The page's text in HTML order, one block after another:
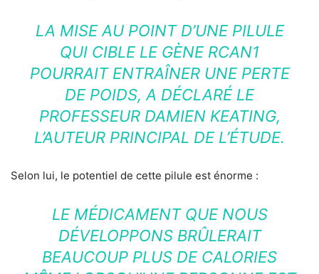
LA MISE AU POINT D’UNE PILULE
QUI CIBLE LE GÈNE RCAN1
POURRAIT ENTRAÎNER UNE PERTE
DE POIDS, A DÉCLARÉ LE
PROFESSEUR DAMIEN KEATING,
L’AUTEUR PRINCIPAL DE L’ÉTUDE.
Selon lui, le potentiel de cette pilule est énorme :
LE MÉDICAMENT QUE NOUS
DÉVELOPPONS BRÛLERAIT
BEAUCOUP PLUS DE CALORIES